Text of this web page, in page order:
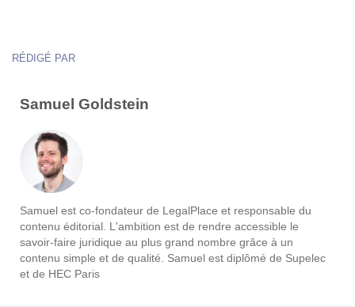
RÉDIGÉ PAR
Samuel Goldstein
Samuel est co-fondateur de LegalPlace et responsable du
contenu éditorial. L'ambition est de rendre accessible le
savoir-faire juridique au plus grand nombre grâce à un
contenu simple et de qualité. Samuel est diplômé de Supelec
et de HEC Paris